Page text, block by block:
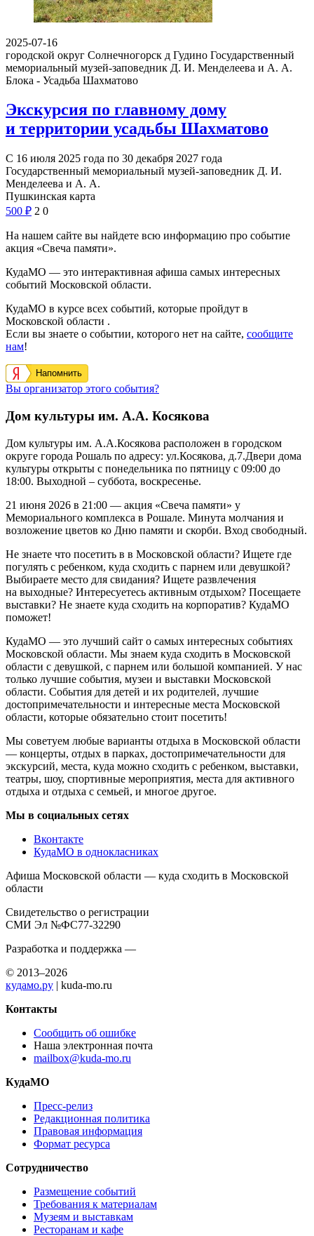
2025-07-16
городской округ Солнечногорск д Гудино Государственный
мемориальный музей-заповедник Д. И. Менделеева и А. А.
Блока - Усадьба Шахматово
Экскурсия по главному дому
и территории усадьбы Шахматово
С 16 июля 2025 года по 30 декабря 2027 года
Государственный мемориальный музей-заповедник Д. И.
Менделеева и А. А.
Пушкинская карта
500 ₽ 2 0
На нашем сайте вы найдете всю информацию про событие
акция «Свеча памяти».
КудаМО — это интерактивная афиша самых интересных
событий Московской области.
КудаМО в курсе всех событий, которые пройдут в
Московской области .
Если вы знаете о событии, которого нет на сайте, сообщите
нам!
Напомнить
Вы организатор этого события?
Дом культуры им. А.А. Косякова
Дом культуры им. А.А.Косякова расположен в городском
округе города Рошаль по адресу: ул.Косякова, д.7.Двери дома
культуры открыты с понедельника по пятницу с 09:00 до
18:00. Выходной – суббота, воскресенье.
21 июня 2026 в 21:00 — акция «Свеча памяти» у
Мемориального комплекса в Рошале. Минута молчания и
возложение цветов ко Дню памяти и скорби. Вход свободный.
Не знаете что посетить в в Московской области? Ищете где
погулять с ребенком, куда сходить с парнем или девушкой?
Выбираете место для свидания? Ищете развлечения
на выходные? Интересуетесь активным отдыхом? Посещаете
выставки? Не знаете куда сходить на корпоратив? КудаМО
поможет!
КудаМО — это лучший сайт о самых интересных событиях
Московской области. Мы знаем куда сходить в Московской
области с девушкой, с парнем или большой компанией. У нас
только лучшие события, музеи и выставки Московской
области. События для детей и их родителей, лучшие
достопримечательности и интересные места Московской
области, которые обязательно стоит посетить!
Мы советуем любые варианты отдыха в Московской области
— концерты, отдых в парках, достопримечательности для
экскурсий, места, куда можно сходить с ребенком, выставки,
театры, шоу, спортивные мероприятия, места для активного
отдыха и отдыха с семьей, и многое другое.
Мы в социальных сетях
Вконтакте
КудаМО в однокласниках
Афиша Московской области — куда сходить в Московской
области
Свидетельство о регистрации
СМИ Эл №ФС77-32290
Разработка и поддержка —
© 2013–2026
кудамо.ру | kuda-mo.ru
Контакты
Сообщить об ошибке
Наша электронная почта
mailbox@kuda-mo.ru
КудаМО
Пресс-релиз
Редакционная политика
Правовая информация
Формат ресурса
Сотрудничество
Размещение событий
Требования к материалам
Музеям и выставкам
Ресторанам и кафе